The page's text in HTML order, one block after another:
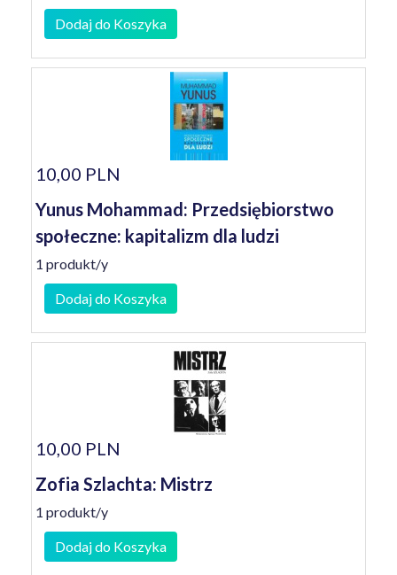
Dodaj do Koszyka
10,00 PLN
Yunus Mohammad: Przedsiębiorstwo
społeczne: kapitalizm dla ludzi
1 produkt/y
Dodaj do Koszyka
10,00 PLN
Zofia Szlachta: Mistrz
1 produkt/y
Dodaj do Koszyka